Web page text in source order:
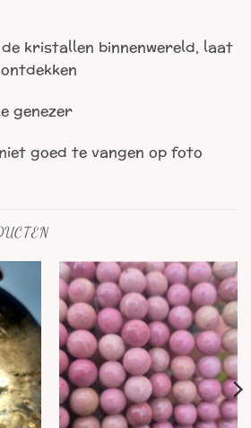
kristallen binnenwereld, laat
genezer
goed te vangen op foto